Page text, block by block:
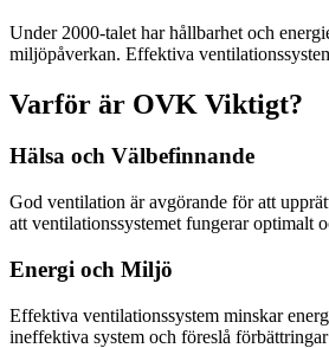
Under 2000-talet har hållbarhet och
miljöpåverkan. Effektiva
Varför är OVK Viktigt?
Hälsa och Välbefinnande
God ventilation är avgörande för att
att ventilationssystemet fungerar optimalt
Energi och Miljö
Effektiva ventilationssystem minskar
ineffektiva system och föreslå